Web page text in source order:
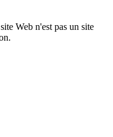
Web n'est pas un site